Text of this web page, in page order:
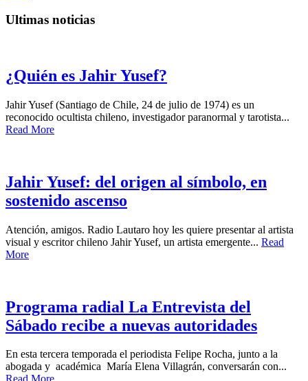
Ultimas noticias
¿Quién es Jahir Yusef?
Jahir Yusef (Santiago de Chile, 24 de julio de 1974) es un
reconocido ocultista chileno, investigador paranormal y tarotista...
Read More
Jahir Yusef: del origen al símbolo, en
sostenido ascenso
Atención, amigos. Radio Lautaro hoy les quiere presentar al artista
visual y escritor chileno Jahir Yusef, un artista emergente... Read
More
Programa radial La Entrevista del
Sábado recibe a nuevas autoridades
En esta tercera temporada el periodista Felipe Rocha, junto a la
abogada y académica María Elena Villagrán, conversarán con...